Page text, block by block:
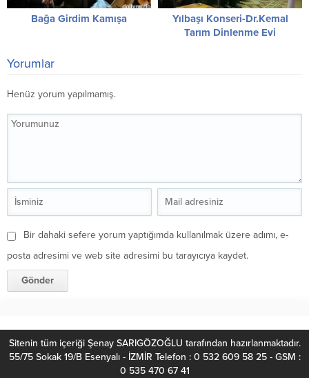
Bağa Girdim Kamışa
Yılbaşı Konseri-Dr.Kemal
Tarım Dinlenme Evi
Yorumlar
Henüz yorum yapılmamış.
Bir dahaki sefere yorum yaptığımda kullanılmak üzere adımı, e-
posta adresimi ve web site adresimi bu tarayıcıya kaydet.
Sitenin tüm içeriği Şenay SARIGÖZOĞLU tarafından hazırlanmaktadır.
55/75 Sokak 19/B Esenyalı - İZMİR Telefon : 0 532 609 58 25 - GSM :
0 535 470 67 41